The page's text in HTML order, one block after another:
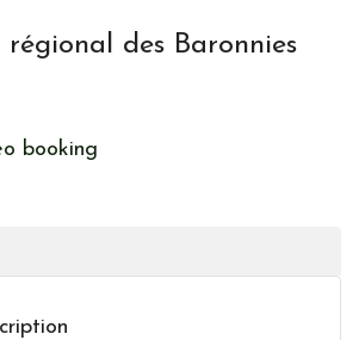
des Baronnies
booking